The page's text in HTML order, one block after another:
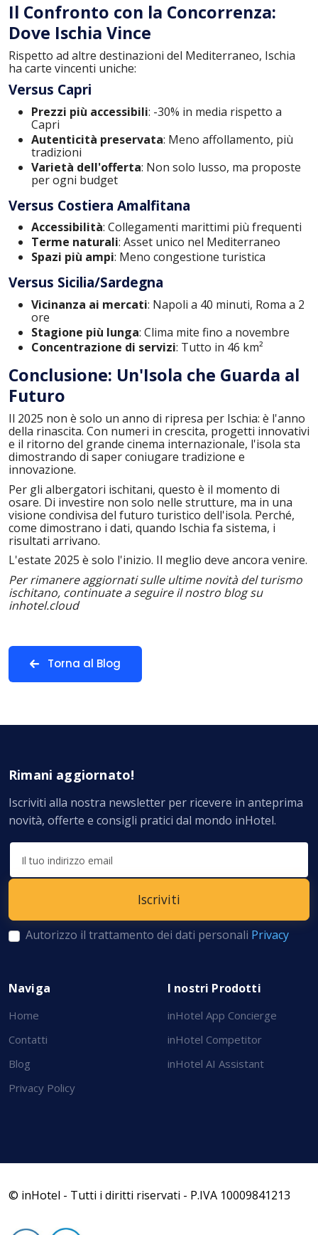
Il Confronto con la Concorrenza:
Dove Ischia Vince
Rispetto ad altre destinazioni del Mediterraneo, Ischia
ha carte vincenti uniche:
Versus Capri
Prezzi più accessibili: -30% in media rispetto a
Capri
Autenticità preservata: Meno affollamento, più
tradizioni
Varietà dell'offerta: Non solo lusso, ma proposte
per ogni budget
Versus Costiera Amalfitana
Accessibilità: Collegamenti marittimi più frequenti
Terme naturali: Asset unico nel Mediterraneo
Spazi più ampi: Meno congestione turistica
Versus Sicilia/Sardegna
Vicinanza ai mercati: Napoli a 40 minuti, Roma a 2
ore
Stagione più lunga: Clima mite fino a novembre
Concentrazione di servizi: Tutto in 46 km²
Conclusione: Un'Isola che Guarda al
Futuro
Il 2025 non è solo un anno di ripresa per Ischia: è l'anno
della rinascita. Con numeri in crescita, progetti innovativi
e il ritorno del grande cinema internazionale, l'isola sta
dimostrando di saper coniugare tradizione e
innovazione.
Per gli albergatori ischitani, questo è il momento di
osare. Di investire non solo nelle strutture, ma in una
visione condivisa del futuro turistico dell'isola. Perché,
come dimostrano i dati, quando Ischia fa sistema, i
risultati arrivano.
L'estate 2025 è solo l'inizio. Il meglio deve ancora venire.
Per rimanere aggiornati sulle ultime novità del turismo
ischitano, continuate a seguire il nostro blog su
inhotel.cloud
Torna al Blog
Rimani aggiornato!
Iscriviti alla nostra newsletter per ricevere in anteprima
novità, offerte e consigli pratici dal mondo inHotel.
Autorizzo il trattamento dei dati personali Privacy
Naviga
Home
Contatti
Blog
Privacy Policy
I nostri Prodotti
inHotel App Concierge
inHotel Competitor
inHotel AI Assistant
© inHotel - Tutti i diritti riservati - P.IVA 10009841213